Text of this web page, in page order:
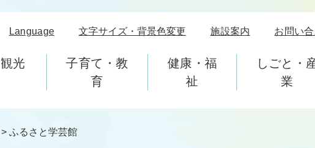
Language 文字サイズ・背景色変更 施設案内 お問い
観光
子育て・教
育
健康・福
祉
しごと・
業
> ふるさと学芸館